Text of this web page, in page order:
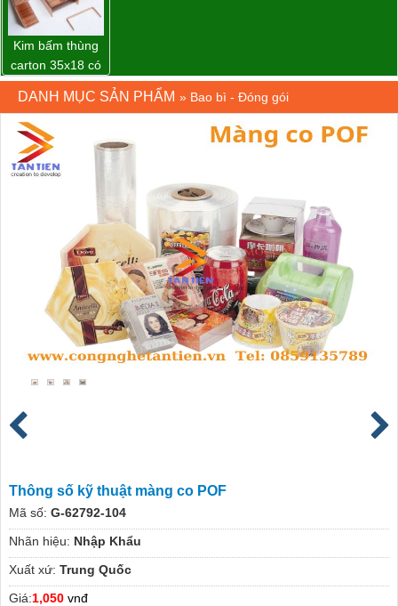
Kim bấm thùng
carton 35x18 có
sẵn giá rẻ toàn
quốc
DANH MỤC SẢN PHẨM » Bao bì - Đóng gói
Thông số kỹ thuật màng co POF
Mã số: G-62792-104
Nhãn hiệu: Nhập Khẩu
Xuất xứ: Trung Quốc
Giá:1,050 vnđ